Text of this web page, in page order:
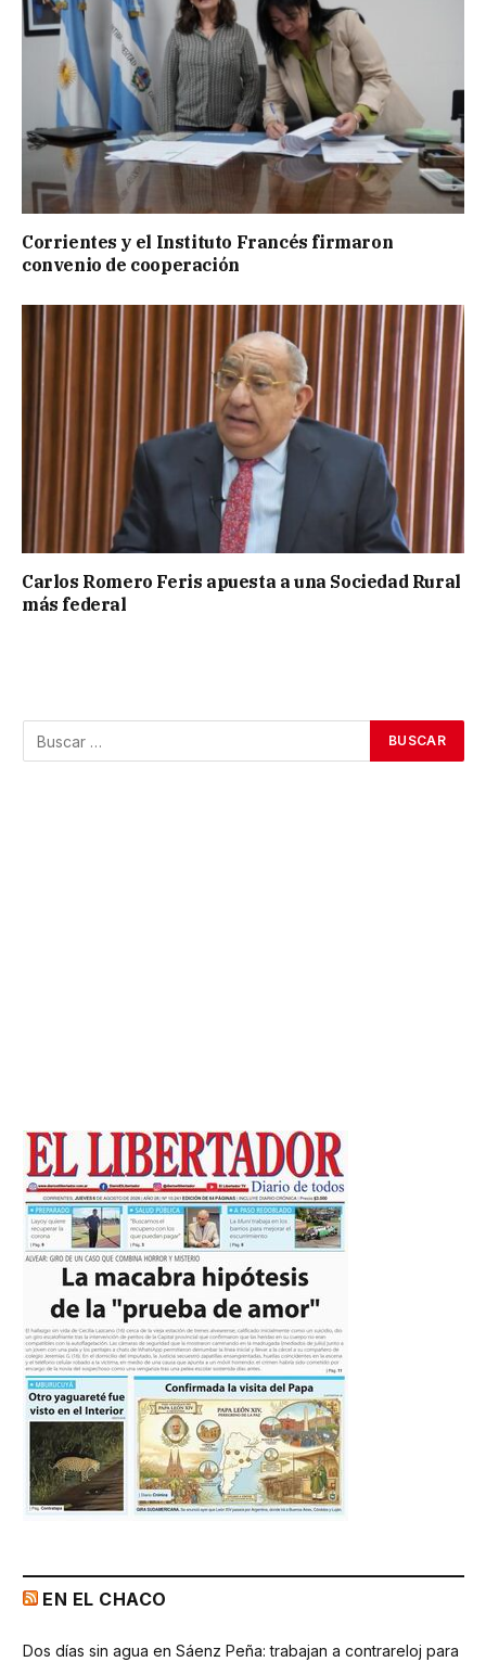
Corrientes y el Instituto Francés firmaron
convenio de cooperación
Carlos Romero Feris apuesta a una Sociedad Rural
más federal
EN EL CHACO
Dos días sin agua en Sáenz Peña: trabajan a contrareloj para